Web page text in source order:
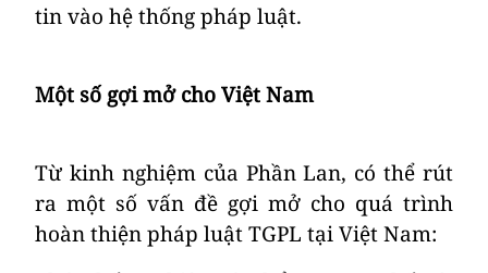
tin vào hệ thống pháp luật.
Một số gợi mở cho Việt Nam
Từ kinh nghiệm của Phần Lan, có thể rút
ra một số vấn đề gợi mở cho quá trình
hoàn thiện pháp luật TGPL tại Việt Nam: